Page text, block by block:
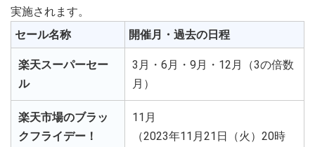
実施されます。
セール名称
開催月・過去の日程
楽天スーパーセー
ル
3月・6月・9月・12月（3の倍数
月）
楽天市場のブラッ
クフライデー！
11月
（2023年11月21日（火）20時